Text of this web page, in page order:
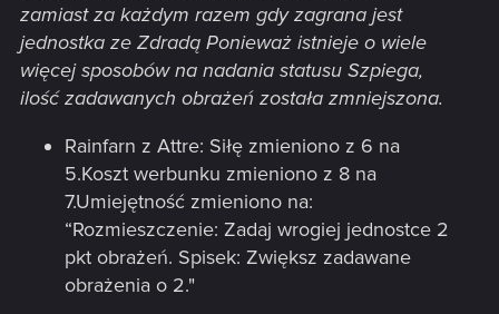
zamiast za każdym razem gdy zagrana jest
jednostka ze Zdradą Ponieważ istnieje o wiele
więcej sposobów na nadania statusu Szpiega,
ilość zadawanych obrażeń została zmniejszona.
Rainfarn z Attre: Siłę zmieniono z 6 na
5.Koszt werbunku zmieniono z 8 na
7.Umiejętność zmieniono na:
“Rozmieszczenie: Zadaj wrogiej jednostce 2
pkt obrażeń. Spisek: Zwiększ zadawane
obrażenia o 2."